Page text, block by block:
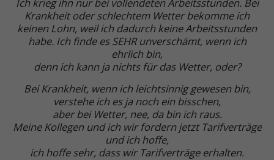
Krankheit oder schlechtem Wetter bekomme ich
keinen Lohn, weil ich dadurch keine Arbeitsstunden
habe. Ich finde es SEHR unverschämt, wenn ich
ehrlich bin,
denn ich kann ja nichts für das Wetter, oder?
Bei Krankheit, wenn ich leichtsinnig gewesen bin,
verstehe ich es ja noch ein bisschen,
aber bei Wetter, nee, da bin ich raus.
Meine Kollegen und ich wir fordern jetzt Tarifverträge
und ich hoffe,
ich hoffe sehr, dass wir Tarifverträge erhalten.